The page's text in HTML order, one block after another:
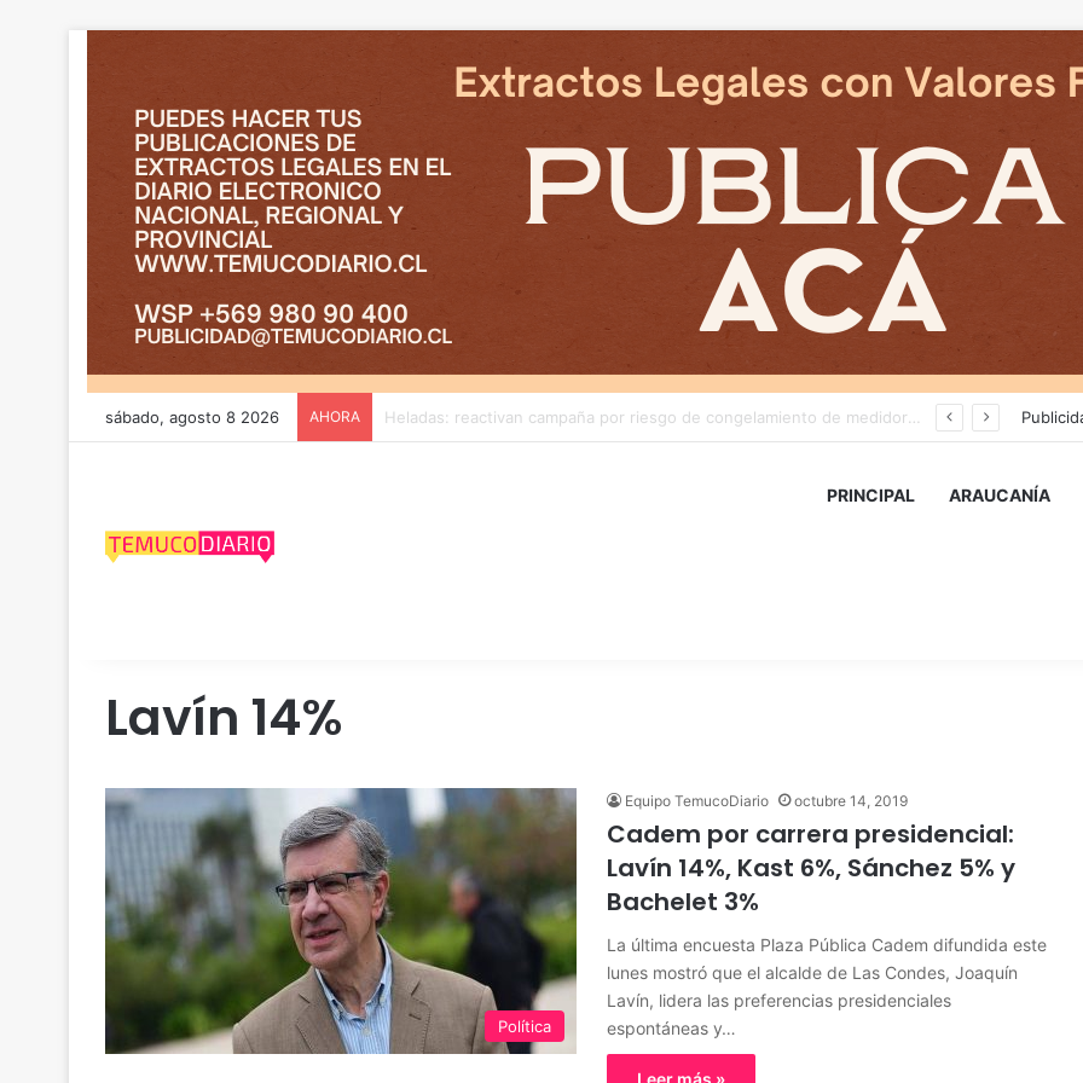
sábado, agosto 8 2026 AHORA
PRINCIPAL ARAUCANÍA
Lavín 14%
Política
Equipo TemucoDiario octubre 14, 2019
Cadem por carrera presidencial:
Lavín 14%, Kast 6%, Sánchez 5% y
Bachelet 3%
La última encuesta Plaza Pública Cadem difundida este
lunes mostró que el alcalde de Las Condes, Joaquín
Lavín, lidera las preferencias presidenciales
espontáneas y…
Leer más »